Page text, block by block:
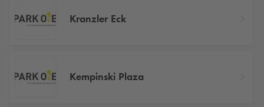
Kranzler Eck
Kempinski Plaza